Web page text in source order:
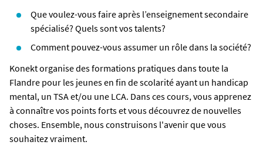
Que voulez-vous faire après l’enseignement secondaire
spécialisé? Quels sont vos talents?
Comment pouvez-vous assumer un rôle dans la société?
Konekt organise des formations pratiques dans toute la
Flandre pour les jeunes en fin de scolarité ayant un handicap
mental, un TSA et/ou une LCA. Dans ces cours, vous apprenez
à connaître vos points forts et vous découvrez de nouvelles
choses. Ensemble, nous construisons l'avenir que vous
souhaitez vraiment.